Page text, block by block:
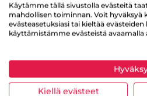
Takaisin ylös
Käytämme tällä sivustolla evästeitä
mahdollisen toiminnan. Voit hyväksyä
evästeasetuksiasi tai kieltää
käyttämistämme evästeistä avaamalla
Kiellä evästeet